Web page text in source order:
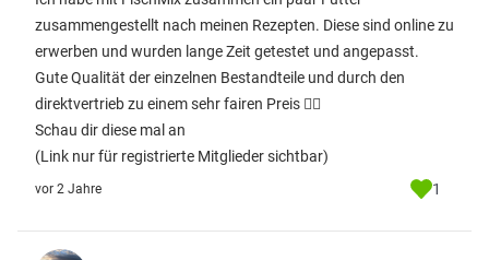
zusammengestellt nach meinen Rezepten. Diese sind online zu
erwerben und wurden lange Zeit getestet und angepasst.
Gute Qualität der einzelnen Bestandteile und durch den
direktvertrieb zu einem sehr fairen Preis 👍🏻
Schau dir diese mal an
(Link nur für registrierte Mitglieder sichtbar)
vor 2 Jahre 1